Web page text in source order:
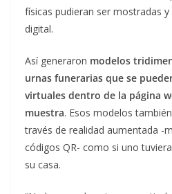
físicas pudieran ser mostradas
digital.
Así generaron modelos
urnas funerarias que se
virtuales dentro de la página
muestra. Esos modelos
través de realidad aumentada -
códigos QR- como si uno
su casa.